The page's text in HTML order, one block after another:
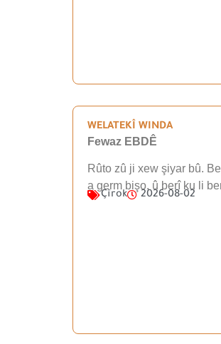
WELATEKÎ WINDA
Fewaz EBDÊ
Rûto zû ji xew şiyar bû.
a germ bişo, û berî ku li
Çîrok 2026-08-02